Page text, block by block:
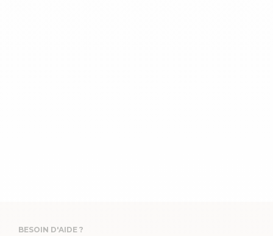
BESOIN D'AIDE ?